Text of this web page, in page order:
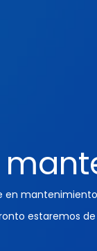
estaremos de